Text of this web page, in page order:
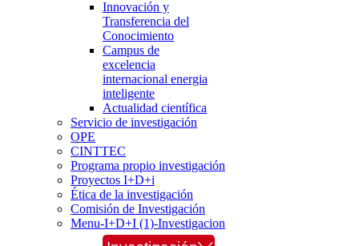
Innovación y
Transferencia del
Conocimiento
Campus de
excelencia
internacional energia
inteligente
Actualidad científica
Servicio de investigación
OPE
CINTTEC
Programa propio investigación
Proyectos I+D+i
Ética de la investigación
Comisión de Investigación
Menu-I+D+I (1)-Investigacion